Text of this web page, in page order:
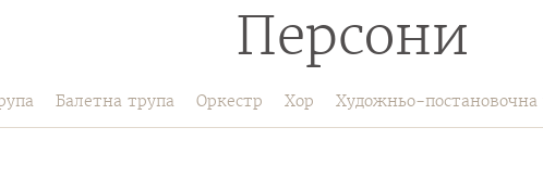
Персони
Балетна трупа Оркестр Хор Художньо-постановочна